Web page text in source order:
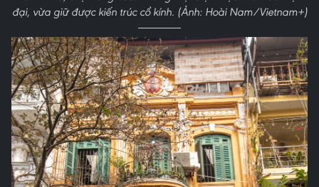
đại, vừa giữ được kiến trúc cổ kính. (Ảnh: Hoài Nam/Vietnam+)